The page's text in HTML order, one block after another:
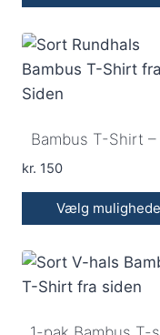
vare
har
flere
Mulighederne
kan
vælges
Bambus T-Shirt
kr. 150
Vælg
vare
har